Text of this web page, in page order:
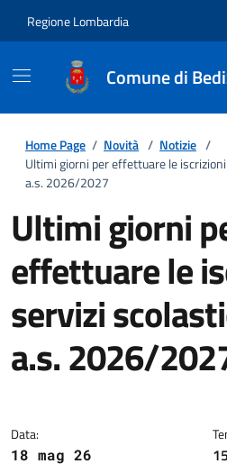
Regione Lombardia
Comune di
Home Page / Novità / Notizie /
Ultimi giorni per effettuare le
a.s. 2026/2027
Ultimi giorni
effettuare le
servizi
a.s. 2026/
Data:
18 mag 26